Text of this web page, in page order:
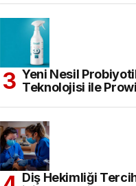
Yeni Nesil
Teknolojisi ile
Diş Hekimliği